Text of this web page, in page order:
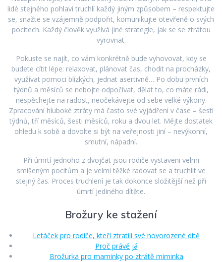
lidé stejného pohlaví truchlí každý jiným způsobem – respektujte
se, snažte se vzájemně podpořit, komunikujte otevřeně o svých
pocitech. Každý člověk využívá jiné strategie, jak se se ztrátou
vyrovnat.
Pokuste se najít, co vám konkrétně bude vyhovovat, kdy se
budete cítit lépe: relaxovat, plánovat čas, chodit na procházky,
využívat pomoci blízkých, jednat asertivně… Po dobu prvních
týdnů a měsíců se nebojte odpočívat, dělat to, co máte rádi,
nespěchejte na radost, neočekávejte od sebe velké výkony.
Zpracování hluboké ztráty má často své vyjádření v čase – šesti
týdnů, tří měsíců, šesti měsíců, roku a dvou let. Mějte dostatek
ohledu k sobě a dovolte si být na veřejnosti jiní – nevýkonní,
smutní, nápadní.
Při úmrtí jednoho z dvojčat jsou rodiče vystaveni velmi
smíšeným pocitům a je velmi těžké radovat se a truchlit ve
stejný čas. Proces truchlení je tak dokonce složitější než při
úmrtí jediného dítěte.
Brožury ke stažení
Letáček pro rodiče, kteří ztratili své novorozené dítě
Proč právě já
Brožurka pro maminky po ztrátě miminka